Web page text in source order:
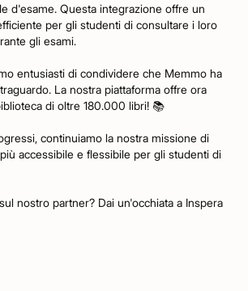
d'esame. Questa integrazione offre un
per gli studenti di consultare i loro
gli esami.
entusiasti di condividere che Memmo ha
La nostra piattaforma offre ora
di oltre 180.000 libri! 📚
continuiamo la nostra missione di
accessibile e flessibile per gli studenti di
nostro partner? Dai un'occhiata a Inspera